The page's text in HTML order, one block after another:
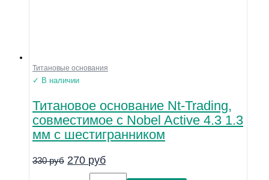
Титановые основания
✓ В наличии
Титановое основание Nt-Trading,
совместимое с Nobel Active 4.3 1.3
мм с шестигранником
330руб 270 руб